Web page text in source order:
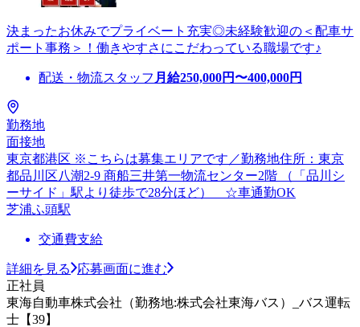
決まったお休みでプライベート充実◎未経験歓迎の＜配車サ
ポート事務＞！働きやすさにこだわっている職場です♪
配送・物流スタッフ 月給250,000円〜400,000円
勤務地
面接地
東京都港区 ※こちらは募集エリアです／勤務地住所：東京
都品川区八潮2-9 商船三井第一物流センター2階 （「品川シ
ーサイド」駅より徒歩で28分ほど） ☆車通勤OK
芝浦ふ頭駅
交通費支給
詳細を見る
応募画面に進む
正社員
東海自動車株式会社（勤務地:株式会社東海バス）_バス運転
士【39】